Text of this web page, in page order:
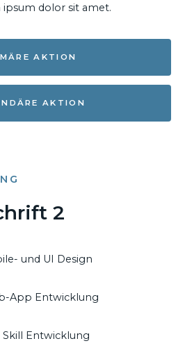
dolor sit amet.
AKTION
AKTION
2
und UI Design
App Entwicklung
Entwicklung